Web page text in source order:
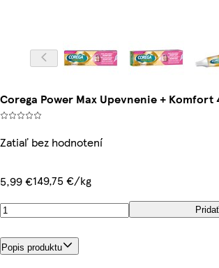
Corega Power Max Upevnenie + Komfort
Zatiaľ bez hodnotení
5,99 €149,75 €/kg
Pridať
Popis produktu